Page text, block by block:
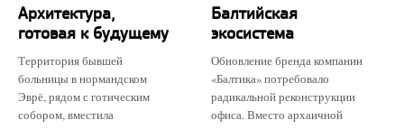
Архитектура,
готовая к будущему
Территория бывшей
больницы в нормандском
Эврё, рядом с готическим
собором, вместила
Балтийская
экосистема
Обновление бренда компании
«Балтика» потребовало
радикальной реконструкции
офиса. Вместо архаичной